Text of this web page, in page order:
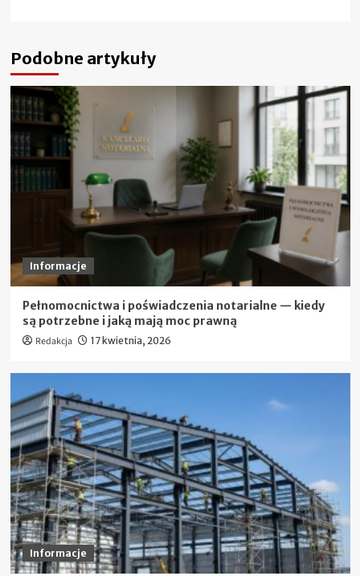
Podobne artykuły
Informacje
Pełnomocnictwa i poświadczenia notarialne — kiedy
są potrzebne i jaką mają moc prawną
Redakcja 17 kwietnia, 2026
Informacje